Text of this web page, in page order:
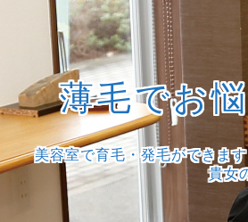
薄毛でお
美容室で育毛・発毛ができま
貴女